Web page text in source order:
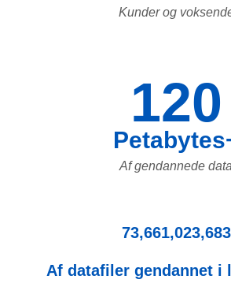
Kunder og
120
Af gendannede data
73,661,023,683
Af datafiler gendannet i